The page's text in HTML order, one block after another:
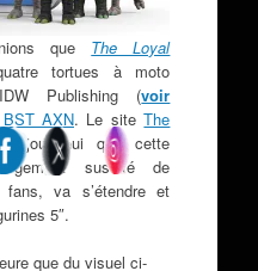
que The Loyal
tortues à moto
Publishing (voir
BST AXN. Le siteThe
aujourd’hui que cette
suscité de
fans, va s’étendre et
5″.
que du visuel ci-